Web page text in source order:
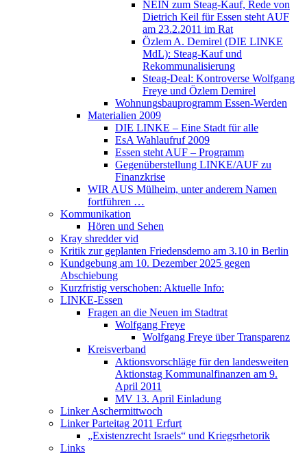
NEIN zum Steag-Kauf, Rede von
Dietrich Keil für Essen steht AUF
am 23.2.2011 im Rat
Özlem A. Demirel (DIE LINKE
MdL): Steag-Kauf und
Rekommunalisierung
Steag-Deal: Kontroverse Wolfgang
Freye und Özlem Demirel
Wohnungsbauprogramm Essen-Werden
Materialien 2009
DIE LINKE – Eine Stadt für alle
EsA Wahlaufruf 2009
Essen steht AUF – Programm
Gegenüberstellung LINKE/AUF zu
Finanzkrise
WIR AUS Mülheim, unter anderem Namen
fortführen …
Kommunikation
Hören und Sehen
Kray shredder vid
Kritik zur geplanten Friedensdemo am 3.10 in Berlin
Kundgebung am 10. Dezember 2025 gegen
Abschiebung
Kurzfristig verschoben: Aktuelle Info:
LINKE-Essen
Fragen an die Neuen im Stadtrat
Wolfgang Freye
Wolfgang Freye über Transparenz
Kreisverband
Aktionsvorschläge für den landesweiten
Aktionstag Kommunalfinanzen am 9.
April 2011
MV 13. April Einladung
Linker Aschermittwoch
Linker Parteitag 2011 Erfurt
„Existenzrecht Israels“ und Kriegsrhetorik
Links